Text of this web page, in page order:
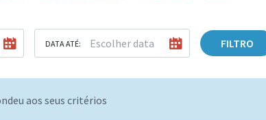
DATA ATÉ: FILTRO
aos seus critérios